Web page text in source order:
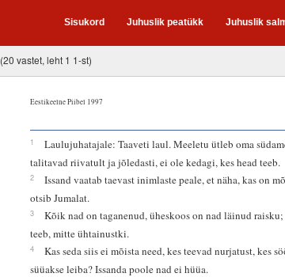
Sisukord Juhuslik peatükk Juhuslik
(20 vastet, leht 1 1-st)
Eestikeelne Piibel 1997
1
Laulujuhatajale: Taaveti laul. Meeletu ütleb oma
talitavad riivatult ja jõledasti, ei ole kedagi, kes head teeb.
2
Issand vaatab taevast inimlaste peale, et näha, kas on
otsib Jumalat.
3
Kõik nad on taganenud, üheskoos on nad läinud
teeb, mitte ühtainustki.
4
Kas seda siis ei mõista need, kes teevad nurjatust, kes
süüakse leiba? Issanda poole nad ei hüüa.